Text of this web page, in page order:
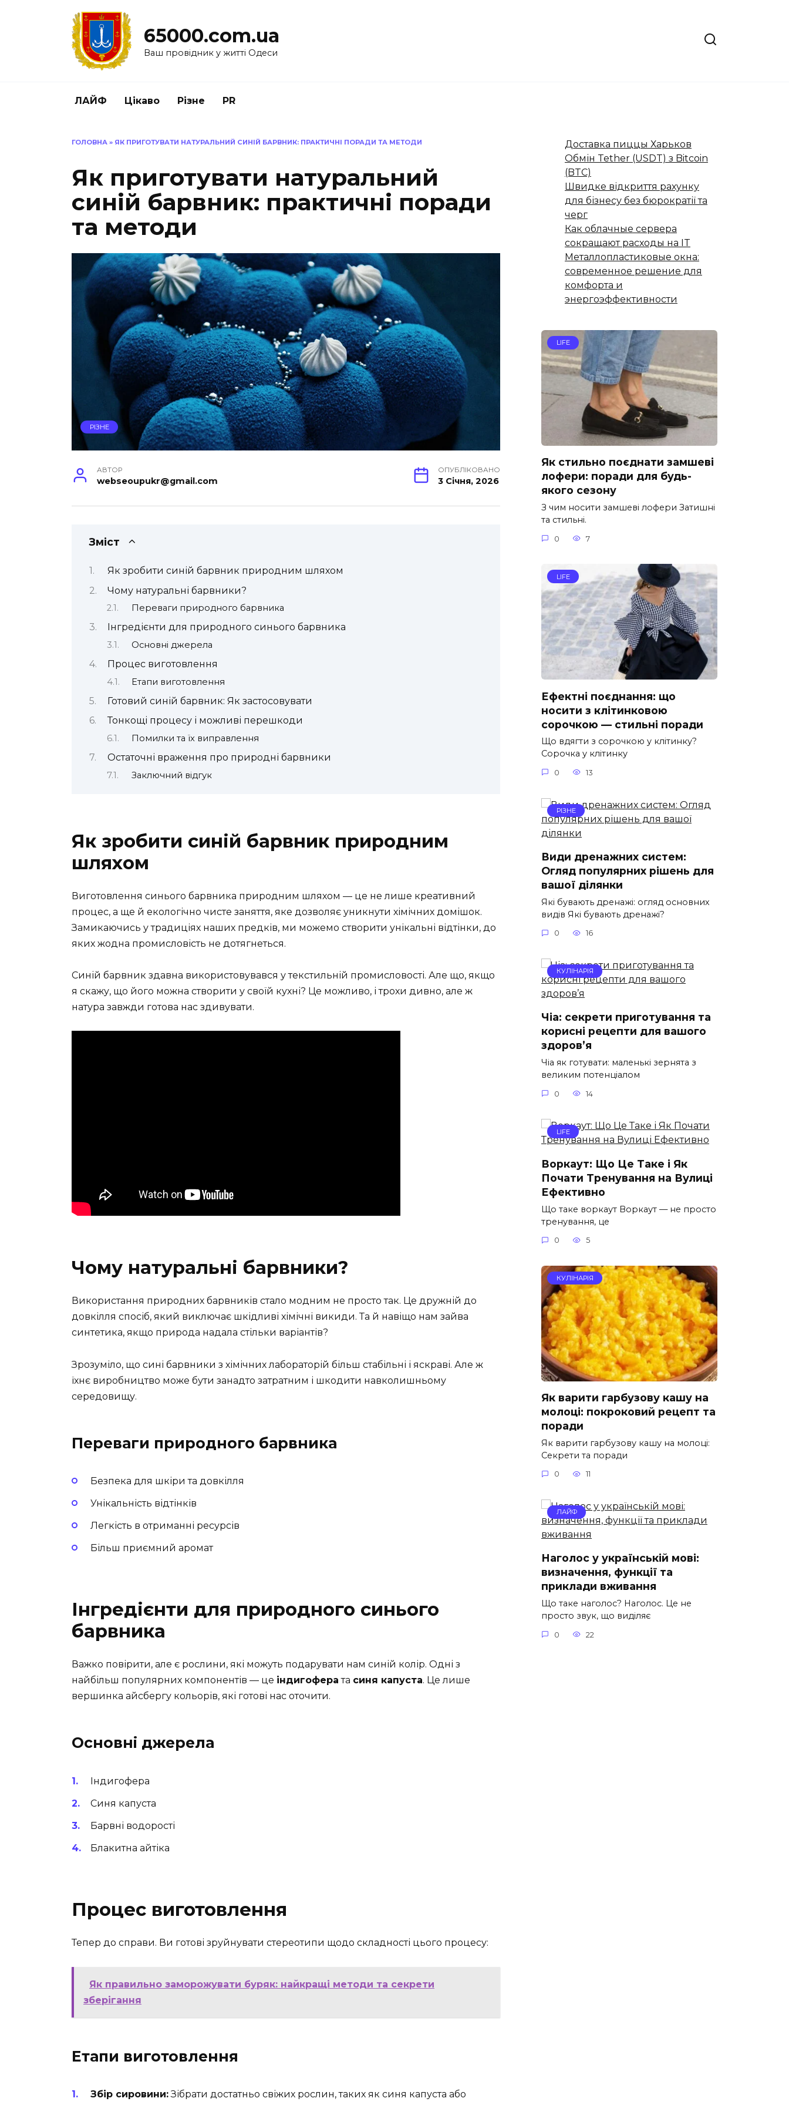
65000.com.ua
Ваш провідник у житті Одеси
ЛАЙФ Цікаво Різне PR
ГОЛОВНА » ЯК ПРИГОТУВАТИ НАТУРАЛЬНИЙ СИНІЙ БАРВНИК: ПРАКТИЧНІ ПОРАДИ ТА МЕТОДИ
Як приготувати натуральний
синій барвник: практичні поради
та методи
РІЗНЕ
АВТОР
webseoupukr@gmail.com
ОПУБЛІКОВАНО
3 Січня, 2026
Зміст
Як зробити синій барвник природним шляхом
Чому натуральні барвники?
Переваги природного барвника
Інгредієнти для природного синього барвника
Основні джерела
Процес виготовлення
Етапи виготовлення
Готовий синій барвник: Як застосовувати
Тонкощі процесу і можливі перешкоди
Помилки та їх виправлення
Остаточні враження про природні барвники
Заключний відгук
Як зробити синій барвник природним
шляхом
Виготовлення синього барвника природним шляхом — це не лише креативний
процес, а ще й екологічно чисте заняття, яке дозволяє уникнути хімічних домішок.
Замикаючись у традиціях наших предків, ми можемо створити унікальні відтінки, до
яких жодна промисловість не дотягнеться.
Синій барвник здавна використовувався у текстильній промисловості. Але що, якщо
я скажу, що його можна створити у своїй кухні? Це можливо, і трохи дивно, але ж
натура завжди готова нас здивувати.
Чому натуральні барвники?
Використання природних барвників стало модним не просто так. Це дружній до
довкілля спосіб, який виключає шкідливі хімічні викиди. Та й навіщо нам зайва
синтетика, якщо природа надала стільки варіантів?
Зрозуміло, що сині барвники з хімічних лабораторій більш стабільні і яскраві. Але ж
їхнє виробництво може бути занадто затратним і шкодити навколишньому
середовищу.
Переваги природного барвника
Безпека для шкіри та довкілля
Унікальність відтінків
Легкість в отриманні ресурсів
Більш приємний аромат
Інгредієнти для природного синього
барвника
Важко повірити, але є рослини, які можуть подарувати нам синій колір. Одні з
найбільш популярних компонентів — це індигофера та синя капуста. Це лише
вершинка айсбергу кольорів, які готові нас оточити.
Основні джерела
Індигофера
Синя капуста
Барвні водорості
Блакитна айтіка
Процес виготовлення
Тепер до справи. Ви готові зруйнувати стереотипи щодо складності цього процесу:
Як правильно заморожувати буряк: найкращі методи та секрети
зберігання
Етапи виготовлення
Збір сировини:Зібрати достатньо свіжих рослин, таких як синя капуста або
Доставка пиццы Харьков
Обмін Tether (USDT) з Bitcoin
(BTC)
Швидке відкриття рахунку
для бізнесу без бюрократії та
черг
Как облачные сервера
сокращают расходы на IT
Металлопластиковые окна:
современное решение для
комфорта и
энергоэффективности
LIFE
Як стильно поєднати замшеві
лофери: поради для будь-
якого сезону
З чим носити замшеві лофери Затишні
та стильні.
0 7
LIFE
Ефектні поєднання: що
носити з клітинковою
сорочкою — стильні поради
Що вдягти з сорочкою у клітинку?
Сорочка у клітинку
0 13
РІЗНЕ
Види дренажних систем:
Огляд популярних рішень для
вашої ділянки
Які бувають дренажі: огляд основних
видів Які бувають дренажі?
0 16
КУЛІНАРІЯ
Чіа: секрети приготування та
корисні рецепти для вашого
здоров’я
Чіа як готувати: маленькі зернята з
великим потенціалом
0 14
LIFE
Воркаут: Що Це Таке і Як
Почати Тренування на Вулиці
Ефективно
Що таке воркаут Воркаут — не просто
тренування, це
0 5
КУЛІНАРІЯ
Як варити гарбузову кашу на
молоці: покроковий рецепт та
поради
Як варити гарбузову кашу на молоці:
Секрети та поради
0 11
ЛАЙФ
Наголос у українській мові:
визначення, функції та
приклади вживання
Що таке наголос? Наголос. Це не
просто звук, що виділяє
0 22